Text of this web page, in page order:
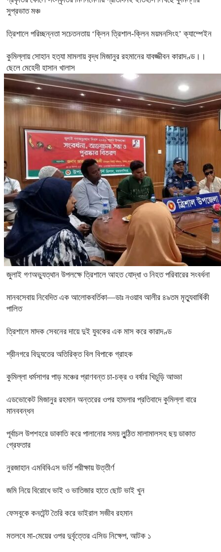
সুপ্রভাত মঞ্চ
ত্রিশালে পরিচ্ছন্নতা সচেতনতায় ‘ক্লিন ত্রিশাল-ক্লিন ময়মনসিংহ’ ক্যাম্পেইন
কুমিল্লায় সোহান হত্যা মামলায় বৃদ্ধ মিজানুর রহমানের যাবজ্জীবন কারাদণ্ড।।
ছেলে মেহেদী হাসান খালাস
জুলাই গণঅভ্যুত্থান উপলক্ষে ত্রিশালে আহত যোদ্ধা ও নিহত পরিবারের সংবর্ধনা
মানবসেবায় নিবেদিত এক আলোকবর্তিকা—ডাঃ নওয়াব আলীর ৪৯তম মৃত্যুবার্ষিকী
পালিত
ত্রিশালে মাদক সেবনের দায়ে দুই যুবকের এক মাস করে কারাদণ্ড
শ্রীনগরে বিদ্যুতের অতিরিক্ত বিল বিপাকে গ্রাহক
কুমিল্লা ধর্মসাগর পাড় মঞ্চের প্রাণবন্ত চা-চক্র ও বর্ষার খিচুড়ি আড্ডা
এডভোকেট মিজানুর রহমান অন্তরের ওপর হামলার প্রতিবাদে কুমিল্লা বারে
মানববন্ধন
পূর্বাচল উপশহরে ডাকাতি করে পালানোর সময় লুন্ঠিত মালামালসহ ছয় ডাকাত
গ্রেফতার
নুরজাহান এমবিবিএস ভর্তি পরীক্ষায় উত্তীর্ণ
জমি নিয়ে বিরোধে ভাই ও ভাতিজার হাতে ছোট ভাই খুন
ফেসবুকে কনটেন্ট তৈরি করে ভাইরাল সজীব রহমান
মতলবে মা-মেয়ের ওপর দুর্বৃত্তের এসিড নিক্ষেপ, আটক ১